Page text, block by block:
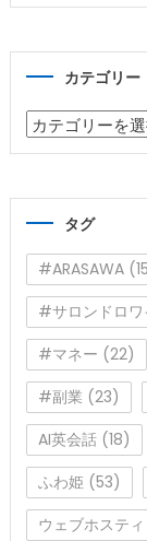
カテゴリー
カ
テ
タグ
#ARASAWA
#サロンドロワ
#マネー (22)
#副業 (23)
AI英会話(18)
ふわ姫 (53)
ウェブホステ